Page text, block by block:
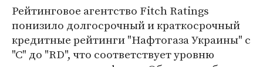
Рейтинговое агентство Fitch Ratings
понизило долгосрочный и краткосрочный
кредитные рейтинги "Нафтогаза Украины" с
"С" до "RD", что соответствует уровню